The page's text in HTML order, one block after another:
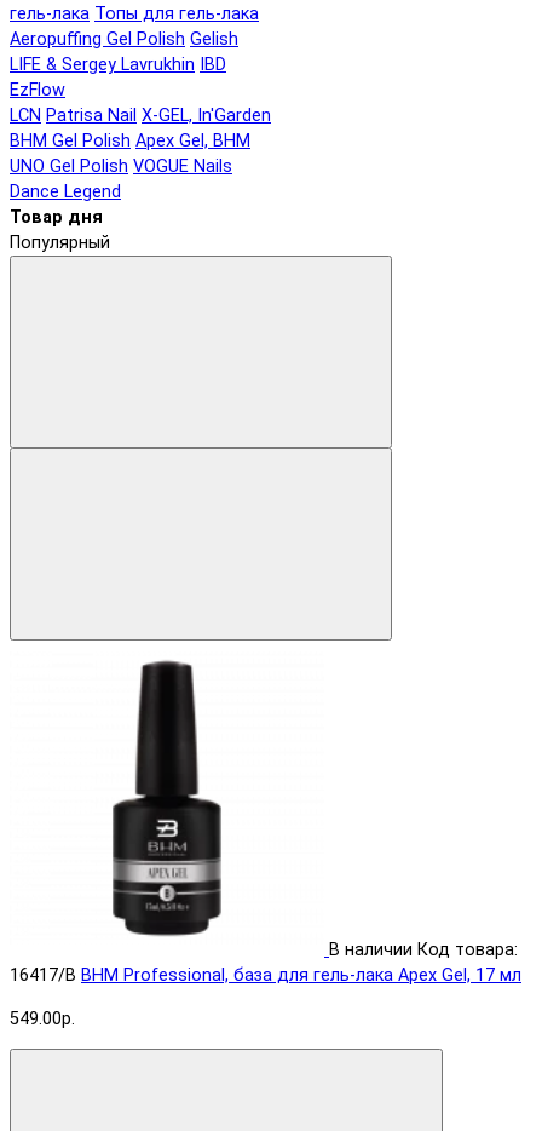
гель-лака Топы для гель-лака
Aeropuffing Gel Polish Gelish
LIFE & Sergey Lavrukhin
IBD
EzFlow
LCN Patrisa Nail X-GEL, In'Garden
BHM Gel Polish Apex Gel, BHM
UNO Gel Polish VOGUE Nails
Dance Legend
Товар дня
Популярный
В наличии Код товара:
16417/B BHM Professional, база для гель-лака Apex Gel, 17 мл
549.00р.